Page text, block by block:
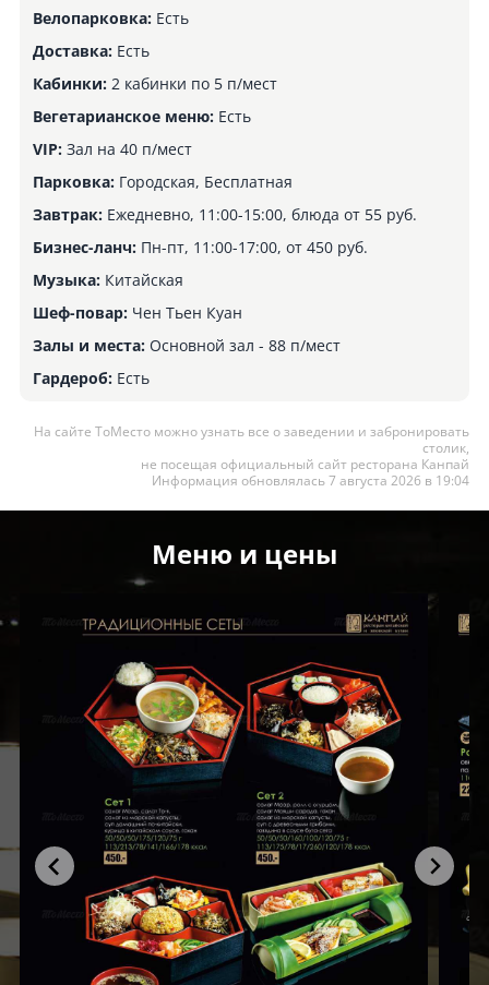
Велопарковка:Есть
Доставка:Есть
Кабинки:2 кабинки по 5 п/мест
Вегетарианское меню:Есть
VIP:Зал на 40 п/мест
Парковка:Городская, Бесплатная
Завтрак:Ежедневно, 11:00-15:00, блюда от 55 руб.
Бизнес-ланч:Пн-пт, 11:00-17:00, от 450 руб.
Музыка:Китайская
Шеф-повар:Чен Тьен Куан
Залы и места:Основной зал - 88 п/мест
Гардероб:Есть
На сайте ТоМесто можно узнать все о заведении и забронировать
столик,
не посещая официальный сайт ресторана Канпай
Информация обновлялась 7 августа 2026 в 19:04
Меню и цены